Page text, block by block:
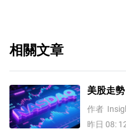
相關文章
美股走
或預示
作者
昨日 08: